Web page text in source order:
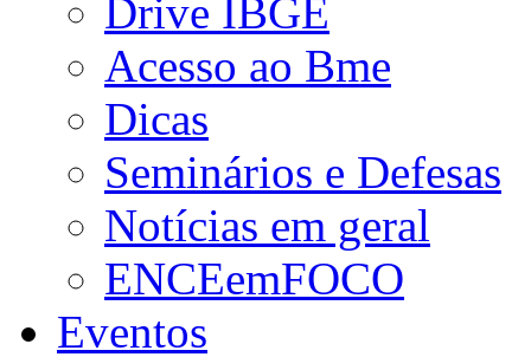
Drive IBGE
Acesso ao Bme
Dicas
Seminários e Defesas
Notícias em geral
ENCEemFOCO
Eventos